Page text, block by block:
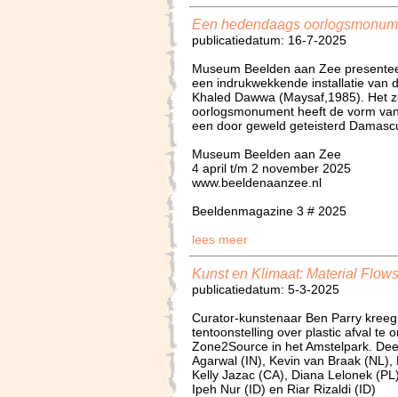
Een hedendaags
publicatiedatum: 16-7-2025
Museum Beelden aan Zee
een indrukwekkende installatie van
Khaled Dawwa (Maysaf,1985). Het
oorlogsmonument heeft de vorm
een door geweld geteisterd
Museum Beelden aan Zee
4 april t/m 2 november 2025
www.beeldenaanzee.nl
Beeldenmagazine 3 # 2025
lees meer
Kunst en Klimaat: Material Flows
publicatiedatum: 5-3-2025
Curator-kunstenaar Ben Parry
tentoonstelling over plastic afval te
Zone2Source in het Amstelpark.
Agarwal (IN), Kevin van Braak
Kelly Jazac (CA), Diana Lelonek
Ipeh Nur (ID) en Riar Rizaldi (ID)